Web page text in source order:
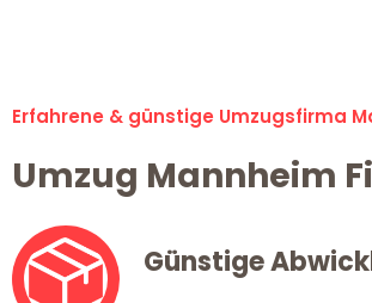
Erfahrene & günstige Umzugsfirma
Umzug Mannheim
Günstige